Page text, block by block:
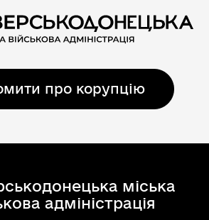
про корупцію
міська
адміністрація